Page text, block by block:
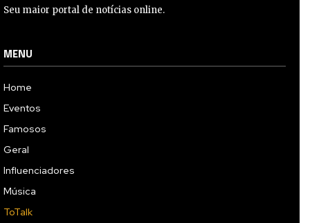
Seu maior portal de notícias online.
MENU
Home
Eventos
Famosos
Geral
Influenciadores
Música
ToTalk